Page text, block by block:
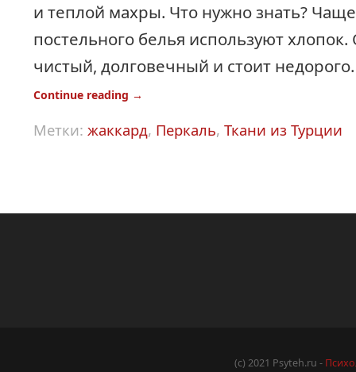
и теплой махры. Что нужно знать?
постельного белья используют
чистый, долговечный и стоит
Continue reading →
Метки: жаккард, Перкаль, Ткани из Турции
(c) 2021 Psyteh.ru -